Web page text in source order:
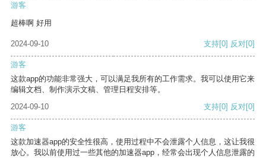
游客
超棒啊 好用
2024-09-10 支持[0] 反对[0]
游客
这款app的功能非常强大，可以满足我所有的工作需求。我可以使用它来
编辑文档、制作演示文稿、管理日程安排等。
2024-09-10
支持[0] 反对[0]
游客
这款加速器app的安全性很高，使用过程中不会泄露个人信息，这让我很
放心。我以前使用过一些其他的加速器app，经常会出现个人信息泄露的